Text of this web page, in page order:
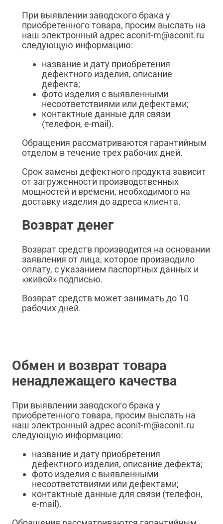
При выявлении заводского брака у
приобретенного товара, просим выслать на
наш электронный адрес aconit-m@aconit.ru
следующую информацию:
название и дату приобретения
дефектного изделия, описание
дефекта;
фото изделия с выявленными
несоответствиями или дефектами;
контактные данные для связи
(телефон, e-mail).
Обращения рассматриваются гарантийным
отделом в течение трех рабочих дней.
Срок замены дефектного продукта зависит
от загруженности производственных
мощностей и времени, необходимого на
доставку изделия до адреса клиента.
Возврат денег
Возврат средств производится на основании
заявления от лица, которое производило
оплату, с указанием паспортных данных и
«живой» подписью.
Возврат средств может занимать до 10
рабочих дней.
Обмен и возврат товара
ненадлежащего качества
При выявлении заводского брака у
приобретенного товара, просим выслать на
наш электронный адрес aconit-m@aconit.ru
следующую информацию:
название и дату приобретения
дефектного изделия, описание дефекта;
фото изделия с выявленными
несоответствиями или дефектами;
контактные данные для связи (телефон,
e-mail).